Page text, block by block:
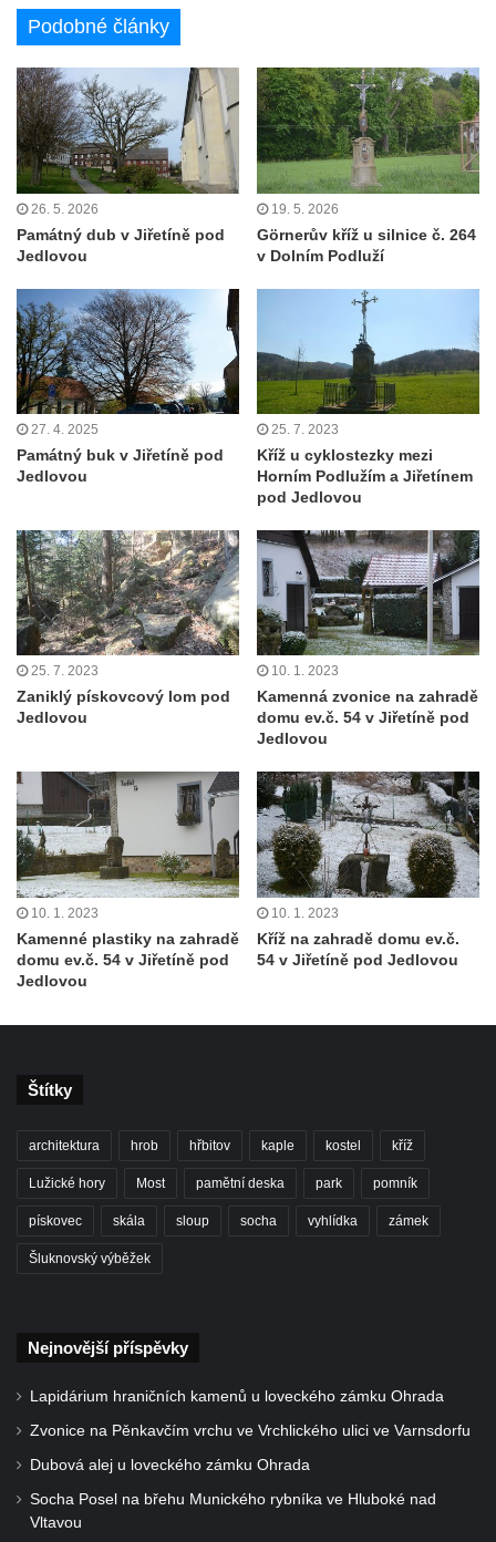
Podobné články
26. 5. 2026
Památný dub v Jiřetíně pod
Jedlovou
19. 5. 2026
Görnerův kříž u silnice č. 264
v Dolním Podluží
27. 4. 2025
Památný buk v Jiřetíně pod
Jedlovou
25. 7. 2023
Kříž u cyklostezky mezi
Horním Podlužím a Jiřetínem
pod Jedlovou
25. 7. 2023
Zaniklý pískovcový lom pod
Jedlovou
10. 1. 2023
Kamenná zvonice na zahradě
domu ev.č. 54 v Jiřetíně pod
Jedlovou
10. 1. 2023
Kamenné plastiky na zahradě
domu ev.č. 54 v Jiřetíně pod
Jedlovou
10. 1. 2023
Kříž na zahradě domu ev.č.
54 v Jiřetíně pod Jedlovou
Štítky
architektura hrob hřbitov kaple kostel kříž
Lužické hory Most pamětní deska park pomník
pískovec skála sloup socha vyhlídka zámek
Šluknovský výběžek
Nejnovější příspěvky
Lapidárium hraničních kamenů u loveckého zámku Ohrada
Zvonice na Pěnkavčím vrchu ve Vrchlického ulici ve Varnsdorfu
Dubová alej u loveckého zámku Ohrada
Socha Posel na břehu Munického rybníka ve Hluboké nad
Vltavou